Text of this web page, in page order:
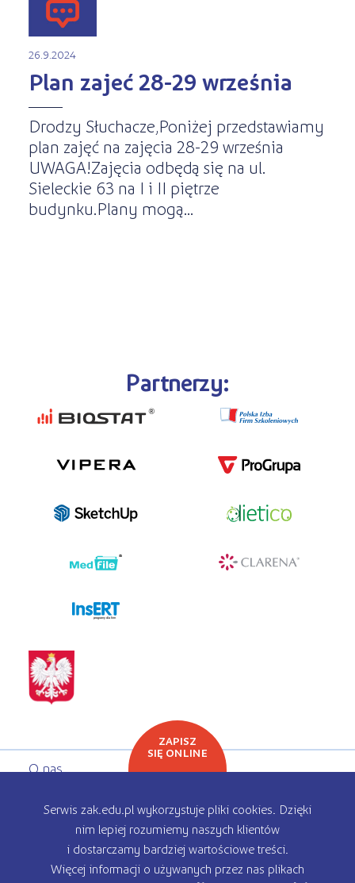
26.9.2024
Plan zajeć 28-29 września
Drodzy Słuchacze,Poniżej przedstawiamy
plan zajęć na zajęcia 28-29 września
UWAGA!Zajęcia odbędą się na ul.
Sieleckie 63 na I i II piętrze
budynku.Plany mogą...
Partnerzy:
programy dla firm
O nas
Oferta edukacyjna
Rekrutacja
ZAPISZ
SIĘ ONLINE
Serwis zak.edu.pl wykorzystuje pliki cookies. Dzięki
nim lepiej rozumiemy naszych klientów
i dostarczamy bardziej wartościowe treści.
Więcej informacji o używanych przez nas plikach